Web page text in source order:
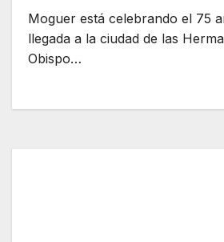
Moguer está celebrando el 75
llegada a la ciudad de las
Obispo…